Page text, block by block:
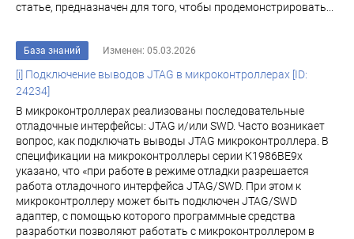
статье, предназначен для того, чтобы продемонстрировать...
База знаний Изменен: 05.03.2026
[i] Подключение выводов JTAG в микроконтроллерах [ID:
24234]
В микроконтроллерах реализованы последовательные
отладочные интерфейсы: JTAG и/или SWD. Часто возникает
вопрос, как подключать выводы JTAG микроконтроллера. В
спецификации на микроконтроллеры серии К1986ВЕ9х
указано, что «при работе в режиме отладки разрешается
работа отладочного интерфейса JTAG/SWD. При этом к
микроконтроллеру может быть подключен JTAG/SWD
адаптер, с помощью которого программные средства
разработки позволяют работать с микроконтроллером в